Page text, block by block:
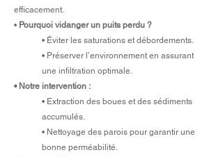
efficacement.
• Pourquoi vidanger un puits perdu ?
• Éviter les saturations et débordements.
• Préserver l’environnement en assurant
une infiltration optimale.
• Notre intervention :
• Extraction des boues et des sédiments
accumulés.
• Nettoyage des parois pour garantir une
bonne perméabilité.